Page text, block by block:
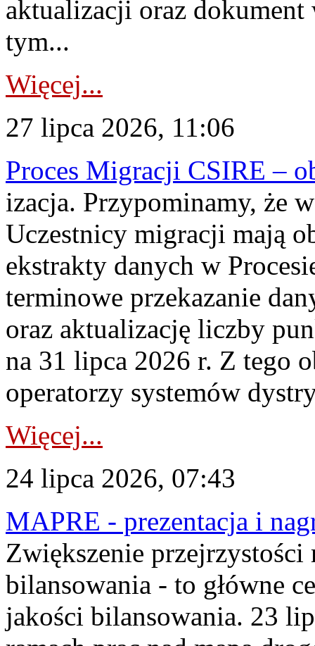
aktualizacji oraz
tym...
Więcej...
27 lipca 2026, 11:06
Proces Migracji CSIRE –
izacja. Przypominamy, że
Uczestnicy migracji mają
ekstrakty danych w
terminowe przekazanie
oraz aktualizację liczby
na 31 lipca 2026 r. Z tego
operatorzy systemów
Więcej...
24 lipca 2026, 07:43
MAPRE - prezentacja i
Zwiększenie
bilansowania - to główne
jakości bilansowania. 23